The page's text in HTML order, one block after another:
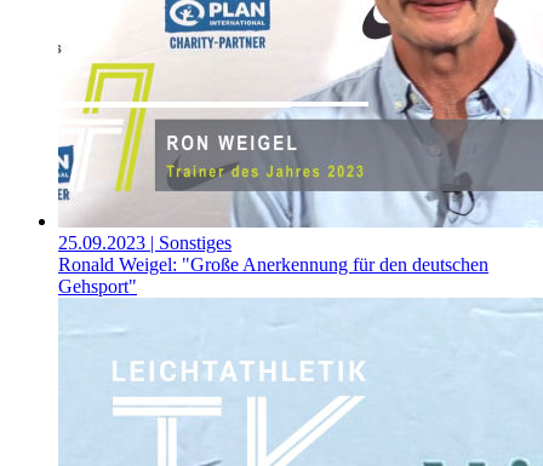
25.09.2023 | Sonstiges
Ronald Weigel: "Große Anerkennung für den deutschen
Gehsport"